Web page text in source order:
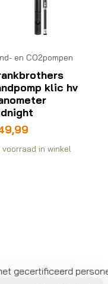
en CO2pompen
klic hv
voorraad in winkel
personeel